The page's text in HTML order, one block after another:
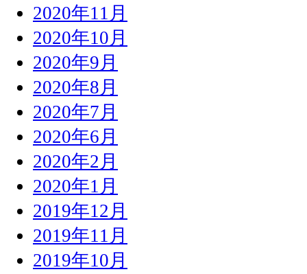
2020年11月
2020年10月
2020年9月
2020年8月
2020年7月
2020年6月
2020年2月
2020年1月
2019年12月
2019年11月
2019年10月